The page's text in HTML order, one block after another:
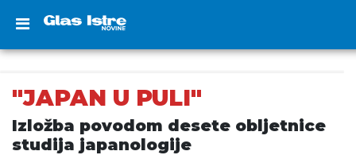
"JAPAN U PULI"
Izložba povodom desete obljetnice
studija japanologije